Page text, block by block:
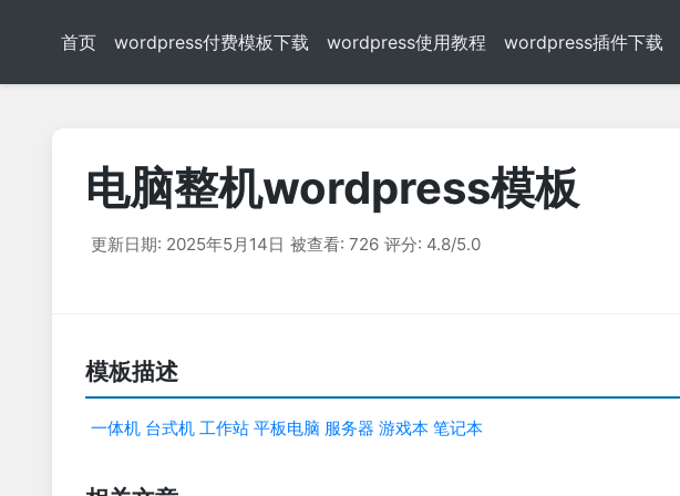
首页 wordpress付费模板下载 wordpress使用教程 wordpress插件下载
电脑整机wordpress模板
更新日期: 2025年5月14日 被查看: 726 评分: 4.8/5.0
模板描述
一体机 台式机 工作站 平板电脑 服务器 游戏本 笔记本